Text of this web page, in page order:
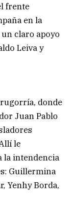
frente
en la
claro apoyo
Leiva y
donde
Juan Pablo
le
la intendencia
Guillermina
Yenhy Borda,